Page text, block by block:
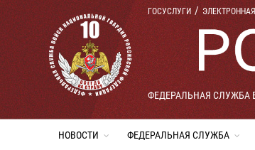
ГОСУСЛУГИ
ФЕДЕРАЛЬНАЯ СЛУЖБА
НОВОСТИ ФЕДЕРАЛЬНАЯ СЛУЖБА